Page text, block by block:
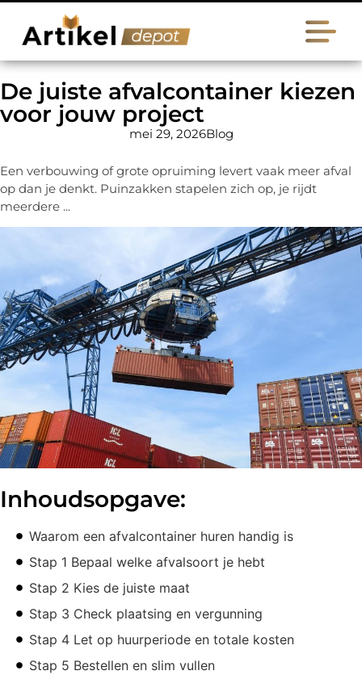
De juiste afvalcontainer kiezen
voor jouw project
mei 29, 2026Blog
Een verbouwing of grote opruiming levert vaak meer afval
op dan je denkt. Puinzakken stapelen zich op, je rijdt
meerdere ...
Inhoudsopgave:
Waarom een afvalcontainer huren handig is
Stap 1 Bepaal welke afvalsoort je hebt
Stap 2 Kies de juiste maat
Stap 3 Check plaatsing en vergunning
Stap 4 Let op huurperiode en totale kosten
Stap 5 Bestellen en slim vullen